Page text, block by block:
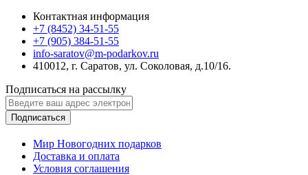
Контактная информация
+7 (8452) 34-51-55
+7 (905) 384-51-55
info-saratov@m-podarkov.ru
410012, г. Саратов, ул. Соколовая, д.10/16.
Подписаться на рассылку
Подписаться
Мир Новогодних подарков
Доставка и оплата
Условия соглашения